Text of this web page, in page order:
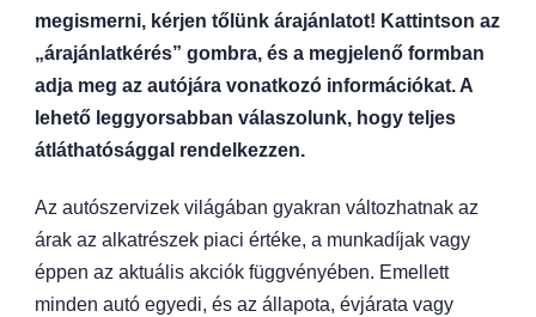
megismerni, kérjen tőlünk árajánlatot! Kattintson az
„árajánlatkérés” gombra, és a megjelenő formban
adja meg az autójára vonatkozó információkat. A
lehető leggyorsabban válaszolunk, hogy teljes
átláthatósággal rendelkezzen.
Az autószervizek világában gyakran változhatnak az
árak az alkatrészek piaci értéke, a munkadíjak vagy
éppen az aktuális akciók függvényében. Emellett
minden autó egyedi, és az állapota, évjárata vagy